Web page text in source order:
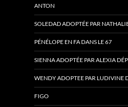
ANTON
SOLEDAD ADOPTÉE PAR
PÉNÉLOPE EN FA DANS LE 67
SIENNA ADOPTÉE PAR ALEXIA
WENDY ADOPTEE PAR LUDIVINE
FIGO